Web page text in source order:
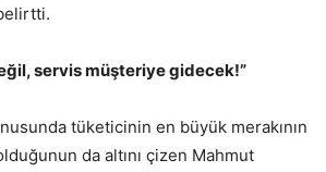
servis müşteriye gidecek!”
tüketicinin en büyük merakının
da altını çizen Mahmut